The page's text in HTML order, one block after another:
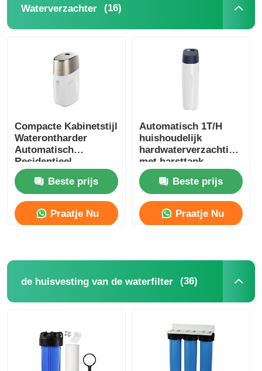
Waterverzachter (16)
Compacte Kabinetstijl
Waterontharder
Automatisch
Residentieel
Wateronthardingssysteem
Beste prijs
Praatje Nu
Automatisch 1T/H
huishoudelijk
met harsttank
Beste prijs
Praatje Nu
de huisvesting van de waterfilter (36)